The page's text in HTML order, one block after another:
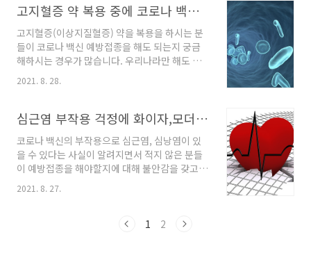
지하기 ..
역 저하자, 코로나19 감염 시 위험도 높아" [서울
=뉴시스] 강지 news.v.daum.net 자녀가 아플
때 "차라리 내가 아프고 말지..." 라는 게 부모의
심정이다 보니 이번 12~17세 청소년 코로나 예
방접종에 대한 부모님들의 불안감은 적지 않은
편입니다. 코로나 백신 접종으로 얻는 이득과 부
방접종의 득..
고지혈증 약 복용 중에 코로나 백신 맞아도 될까?
고지혈증(이상지질혈증) 약을 복용을 하시는 분
들이 코로나 백신 예방접종을 해도 되는지 궁금
해하시는 경우가 많습니다. 우리나라만 해도 고
고지혈증 약을 먹으면서 코로나 예방접종 해도
쓸데없이 빙빙 돌려 말씀드리지 않고 결론만 말
씀드리면, 고지혈증 약을 복용하면서 코로나 백
신 접종해도 됩니다. 잠시 중단하실 필요조차 없
습니다. 고지혈증 약의 대부분은 스타틴 계열 성
분으로서 크레스토정 리피토정 조코정 리바로 메
바로친 레스콜 로바스탄 등이 있습니다. 이 약들
에 떠다니는 LDL 콜레스테롤 및 중성지방의 수
2021. 8. 28.
심근염 부작용 걱정에 화이자,모더나 백신 접종이 망설여진다구요?
코로나 백신의 부작용으로 심근염, 심낭염이 있
을 수 있다는 사실이 알려지면서 적지 않은 분들
이 예방접종을 해야할지에 대해 불안감을 갖고
확한 정보와 함께 그럼에도 예방접종을 하는 것
염, 심낭염? 심근염은 심장 근육에 염증이 생긴
2021. 8. 27.
1 2